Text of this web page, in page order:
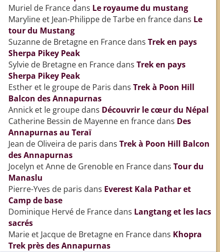
Muriel de Francedans Le royaume du mustang
Maryline et Jean-Philippe de Tarbe en francedans Le
tour du Mustang
Suzanne de Bretagne en Francedans Trek en pays
Sherpa Pikey Peak
Sylvie de Bretagne en Francedans Trek en pays
Sherpa Pikey Peak
Esther et le groupe de Paris dans Trek à Poon Hill
Balcon des Annapurnas
Annick et le groupedans Découvrir le cœur du Népal
Catherine Bessin de Mayenne en francedans Des
Annapurnas au Teraï
Jean de Oliveira de paris dans Trek à Poon Hill Balcon
des Annapurnas
Jocelyn et Anne de Grenoble en Francedans Tour du
Manaslu
Pierre-Yves de paris dans Everest Kala Pathar et
Camp de base
Dominique Hervé de Francedans Langtang et les lacs
sacrés
Marie et Jacque de Bretagne en Francedans Khopra
Trek près des Annapurnas